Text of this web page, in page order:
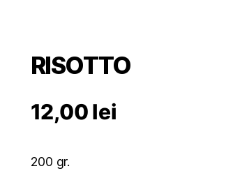
RISOTTO
12,00lei
200 gr.